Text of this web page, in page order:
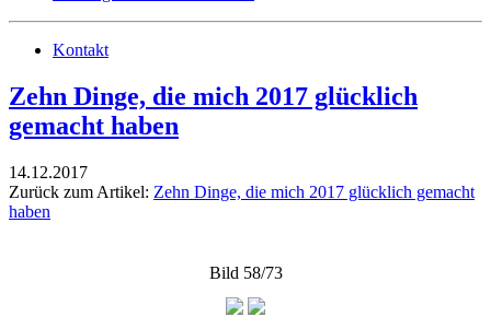
Kontakt
Zehn Dinge, die mich 2017 glücklich
gemacht haben
14.12.2017
Zurück zum Artikel: Zehn Dinge, die mich 2017 glücklich gemacht
haben
Bild 58/73